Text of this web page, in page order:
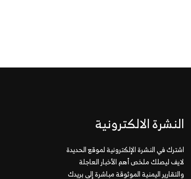
النشرة الالكترونية
اشترك في النشرة الإلكترونية لموقع الحديدة
لايف ليصلك ملخص أهم الأخبار العاجلة
والتقارير اليمنية الموثوقة مباشرة إلى بريدك